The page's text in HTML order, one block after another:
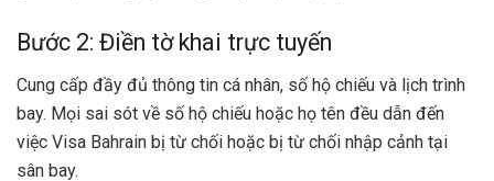
Bước 2: Điền tờ khai trực tuyến
Cung cấp đầy đủ thông tin cá nhân, số hộ chiếu và lịch trình
bay. Mọi sai sót về số hộ chiếu hoặc họ tên đều dẫn đến
việc Visa Bahrain bị từ chối hoặc bị từ chối nhập cảnh tại
sân bay.